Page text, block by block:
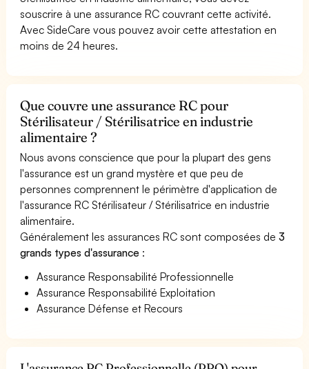
souscrire à une assurance RC couvrant cette activité.
Avec SideCare vous pouvez avoir cette attestation en
moins de 24 heures.
Que couvre une assurance RC pour
Stérilisateur / Stérilisatrice en industrie
alimentaire ?
Nous avons conscience que pour la plupart des gens
l'assurance est un grand mystère et que peu de
personnes comprennent le périmètre d'application de
l'assurance RC Stérilisateur / Stérilisatrice en industrie
alimentaire.
Généralement les assurances RC sont composées de3
grands types d'assurance :
Assurance Responsabilité Professionnelle
Assurance Responsabilité Exploitation
Assurance Défense et Recours